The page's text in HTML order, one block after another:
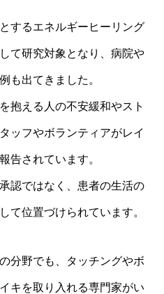
するエネルギーヒーリング
て研究対象となり、病院や
も出てきました。
抱える人の不安緩和やスト
ッフやボランティアがレイ
告されています。
認ではなく、患者の生活の
て位置づけられています。
分野でも、タッチングやボ
キを取り入れる専門家がい